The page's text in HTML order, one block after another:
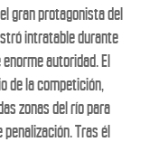
gran protagonista del
intratable durante
autoridad. El
de la competición,
zonas del río para
Tras él